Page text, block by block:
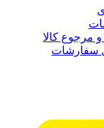
مرجوع کالا
سفارشات